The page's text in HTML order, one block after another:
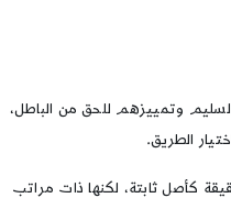
وتمييزهم للحق من الباطل،
الطريق.
كأصل ثابتة، لكنها ذات مراتب